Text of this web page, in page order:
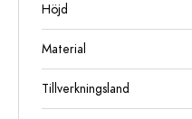
Höjd
Material
Tillverkningsland